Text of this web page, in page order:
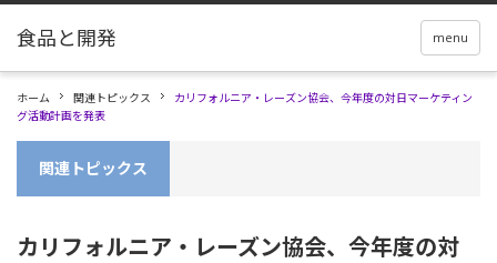
menu
ホーム 関連トピックス
カリフォルニア・レーズン協会、今年度の対日マーケティン
グ活動計画を発表
関連トピックス
カリフォルニア・レーズン協会、今年度の対